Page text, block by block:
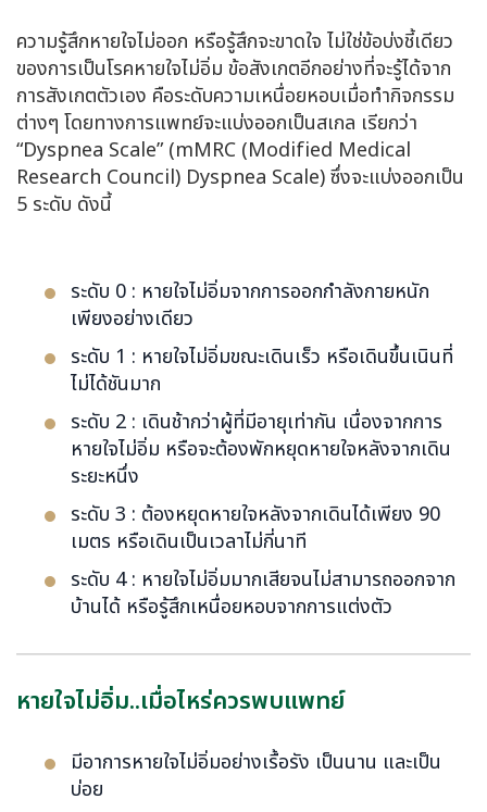
ความรู้สึกหายใจไม่ออก หรือรู้สึกจะขาดใจ ไม่ใช่ข้อบ่งชี้เดียว
ของการเป็นโรคหายใจไม่อิ่ม ข้อสังเกตอีกอย่างที่จะรู้ได้จาก
การสังเกตตัวเอง คือระดับความเหนื่อยหอบเมื่อทำกิจกรรม
ต่างๆ โดยทางการแพทย์จะแบ่งออกเป็นสเกล เรียกว่า
“Dyspnea Scale” (mMRC (Modified Medical
Research Council) Dyspnea Scale) ซึ่งจะแบ่งออกเป็น
5 ระดับ ดังนี้
ระดับ 0 : หายใจไม่อิ่มจากการออกกำลังกายหนัก
เพียงอย่างเดียว
ระดับ 1 : หายใจไม่อิ่มขณะเดินเร็ว หรือเดินขึ้นเนินที่
ไม่ได้ชันมาก
ระดับ 2 : เดินช้ากว่าผู้ที่มีอายุเท่ากัน เนื่องจากการ
หายใจไม่อิ่ม หรือจะต้องพักหยุดหายใจหลังจากเดิน
ระยะหนึ่ง
ระดับ 3 : ต้องหยุดหายใจหลังจากเดินได้เพียง 90
เมตร หรือเดินเป็นเวลาไม่กี่นาที
ระดับ 4 : หายใจไม่อิ่มมากเสียจนไม่สามารถออกจาก
บ้านได้ หรือรู้สึกเหนื่อยหอบจากการแต่งตัว
หายใจไม่อิ่ม..เมื่อไหร่ควรพบแพทย์
มีอาการหายใจไม่อิ่มอย่างเรื้อรัง เป็นนาน และเป็น
บ่อย